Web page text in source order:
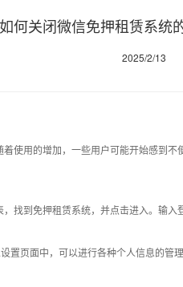
如何关闭微信免押租赁系统
2025/2/13
使用的增加，一些用户可能开始感到
找到免押租赁系统，并点击进入。输入
置页面中，可以进行各种个人信息的管理